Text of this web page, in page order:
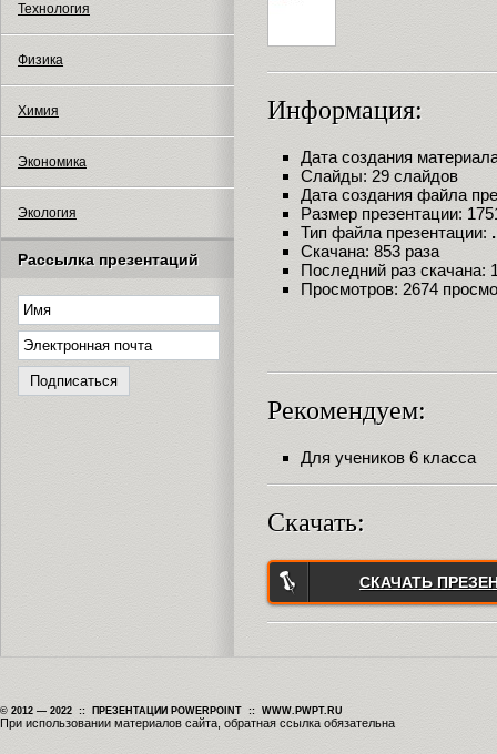
Технология
Физика
Химия
Экономика
Экология
Рассылка презентаций
Информация:
Дата создания
Слайды: 29 слайдов
Дата создания файла
Размер презентации:
Тип файла презентации:
Скачана: 853 раза
Последний раз скачана:
Просмотров: 2674
Рекомендуем:
Для учеников 6 класса
Скачать:
СКАЧАТЬ
© 2012 — 2022 :: ПРЕЗЕНТАЦИИ POWERPOINT :: WWW.PWPT.RU
При использовании материалов сайта, обратная ссылка обязательна